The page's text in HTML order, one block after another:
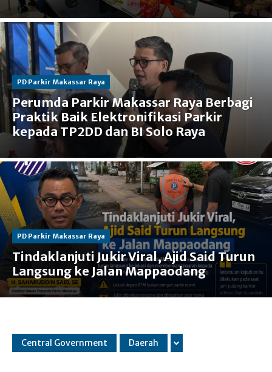
PD Parkir Makassar Raya
Perumda Parkir Makassar Raya Berbagi
Praktik Baik Elektronifikasi Parkir
kepada TP2DD dan BI Solo Raya
PD Parkir Makassar Raya
Tindaklanjuti Jukir Viral, Ajid Said Turun
Langsung ke Jalan Mappaodang
Central Government Daerah